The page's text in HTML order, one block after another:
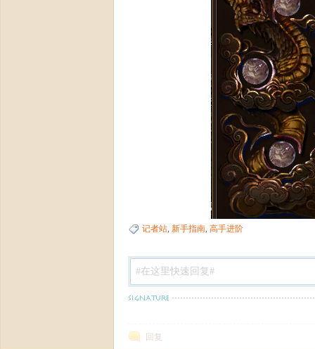
记者站, 新手指南, 高手进阶
回复